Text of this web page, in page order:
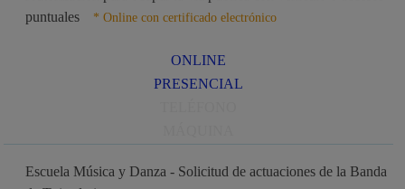
puntuales
* Online con certificado electrónico
ONLINE
PRESENCIAL
Escuela Música y Danza - Solicitud de actuaciones de la Banda